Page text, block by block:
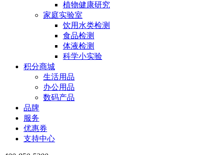
植物健康研究
家庭实验室
饮用水类检测
食品检测
体液检测
科学小实验
积分商城
生活用品
办公用品
数码产品
品牌
服务
优惠券
支持中心